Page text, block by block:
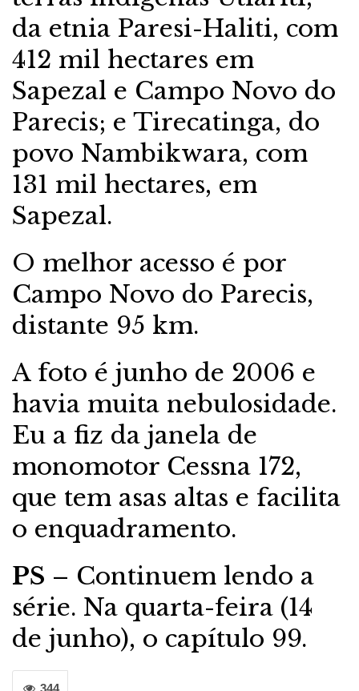
da etnia Paresi-Haliti, com
412 mil hectares em
Sapezal e Campo Novo do
Parecis; e Tirecatinga, do
povo Nambikwara, com
131 mil hectares, em
Sapezal.
O melhor acesso é por
Campo Novo do Parecis,
distante 95 km.
A foto é junho de 2006 e
havia muita nebulosidade.
Eu a fiz da janela de
monomotor Cessna 172,
que tem asas altas e facilita
o enquadramento.
PS – Continuem lendo a
série. Na quarta-feira (14
de junho), o capítulo 99.
344